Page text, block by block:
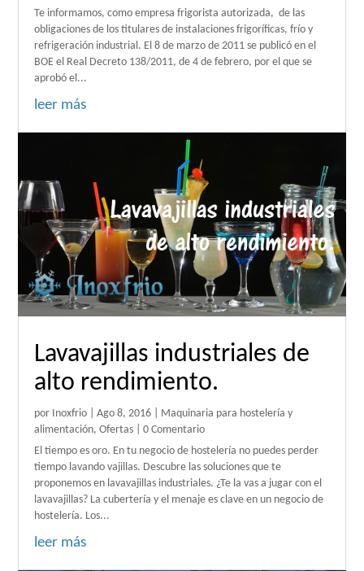
Te informamos, como empresa frigorista autorizada, de las
obligaciones de los titulares de instalaciones frigoríficas, frío y
refrigeración industrial. El 8 de marzo de 2011 se publicó en el
BOE el Real Decreto 138/2011, de 4 de febrero, por el que se
aprobó el...
leer más
Lavavajillas industriales de
alto rendimiento.
por Inoxfrio |Ago 8, 2016
Maquinaria para hostelería y
alimentación,Ofertas | 0 Comentario
El tiempo es oro. En tu negocio de hostelería no puedes perder
tiempo lavando vajillas. Descubre las soluciones que te
proponemos en lavavajillas industriales. ¿Te la vas a jugar con el
lavavajillas? La cubertería y el menaje es clave en un negocio de
hostelería. Los...
leer más